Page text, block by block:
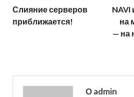
Слияние серверов
приближается!
NAVI
на
— на
О admin